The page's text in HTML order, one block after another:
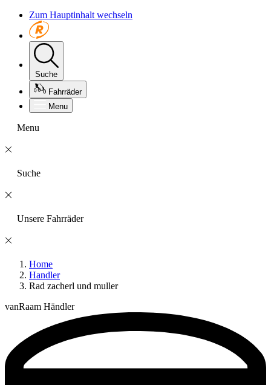
Zum Hauptinhalt wechseln
Suche
Fahrräder
Menu
Menu
Suche
Unsere Fahrräder
Home
Handler
Rad zacherl und muller
vanRaam Händler